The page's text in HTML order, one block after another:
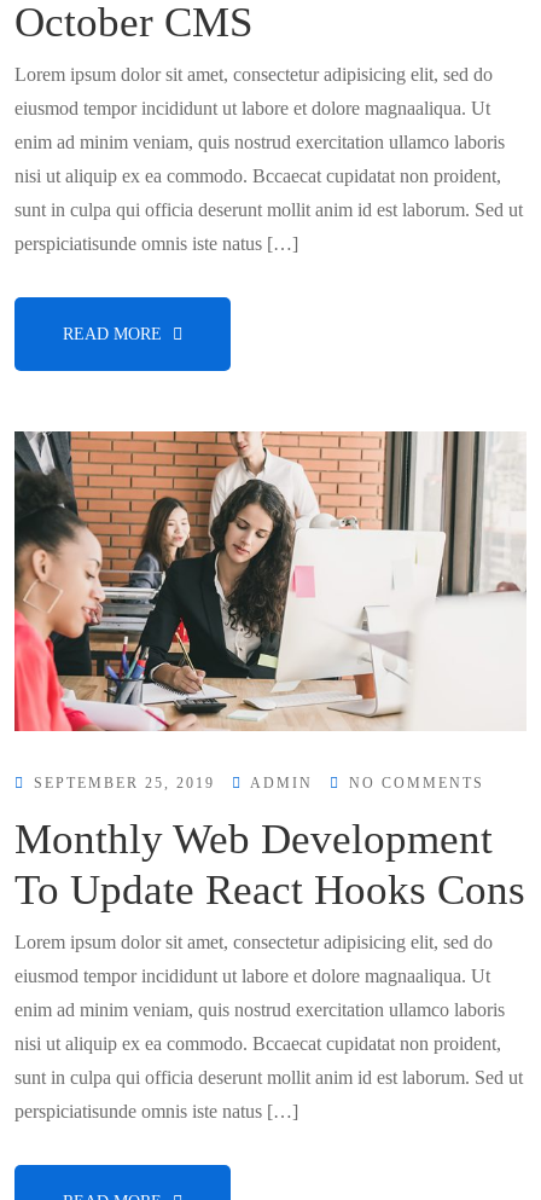
October CMS
Lorem ipsum dolor sit amet, consectetur adipisicing elit, sed do
eiusmod tempor incididunt ut labore et dolore magnaaliqua. Ut
enim ad minim veniam, quis nostrud exercitation ullamco laboris
nisi ut aliquip ex ea commodo. Bccaecat cupidatat non proident,
sunt in culpa qui officia deserunt mollit anim id est laborum. Sed ut
perspiciatisunde omnis iste natus […]
READ MORE
SEPTEMBER 25, 2019 ADMIN NO COMMENTS
Monthly Web Development
To Update React Hooks Cons
Lorem ipsum dolor sit amet, consectetur adipisicing elit, sed do
eiusmod tempor incididunt ut labore et dolore magnaaliqua. Ut
enim ad minim veniam, quis nostrud exercitation ullamco laboris
nisi ut aliquip ex ea commodo. Bccaecat cupidatat non proident,
sunt in culpa qui officia deserunt mollit anim id est laborum. Sed ut
perspiciatisunde omnis iste natus […]